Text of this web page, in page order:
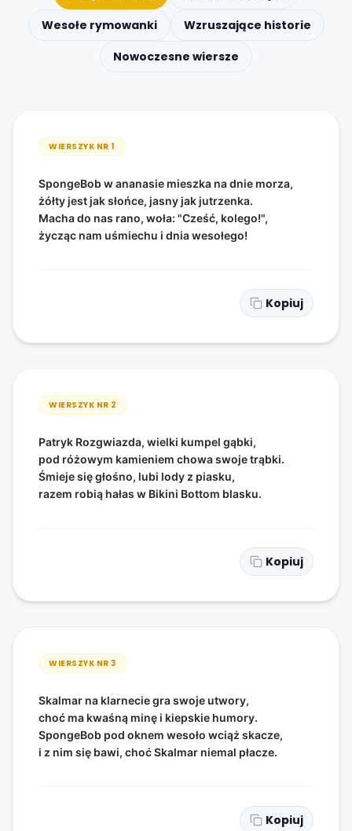
Wesołe rymowanki
Wzruszające historie
Nowoczesne wiersze
WIERSZYK NR 1
SpongeBob w ananasie mieszka na dnie morza,
żółty jest jak słońce, jasny jak jutrzenka.
Macha do nas rano, woła: "Cześć, kolego!",
życząc nam uśmiechu i dnia wesołego!
Kopiuj
WIERSZYK NR 2
Patryk Rozgwiazda, wielki kumpel gąbki,
pod różowym kamieniem chowa swoje trąbki.
Śmieje się głośno, lubi lody z piasku,
razem robią hałas w Bikini Bottom blasku.
Kopiuj
WIERSZYK NR 3
Skalmar na klarnecie gra swoje utwory,
choć ma kwaśną minę i kiepskie humory.
SpongeBob pod oknem wesoło wciąż skacze,
i z nim się bawi, choć Skalmar niemal płacze.
Kopiuj